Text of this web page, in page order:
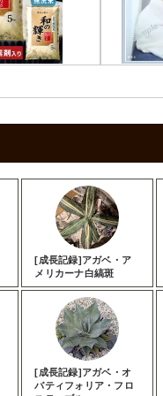
[成長記録]アガベ・ア
メリカーナ白縞斑
[成長記録]アガベ・オ
バティフォリア・フロ